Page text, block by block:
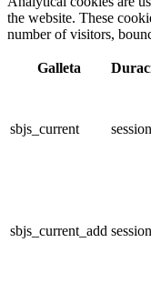
the website. These
number of visitors,
Galleta
sbjs_current session
sbjs_current_add session